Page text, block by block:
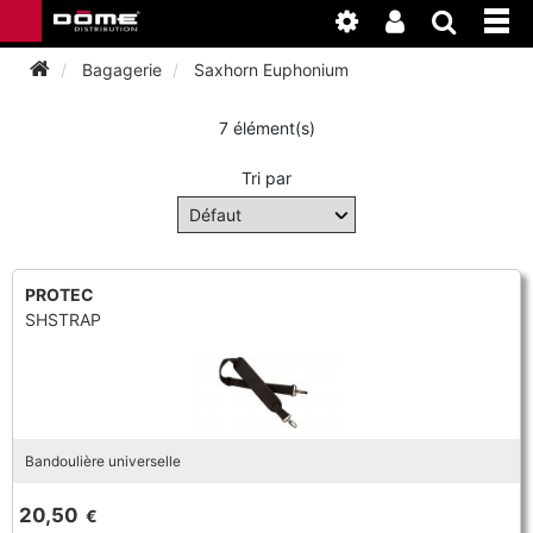
INSTRUMENTS
BAGAGERIE
BASSON
ANCHE CLARINETTE
ANCHE DOUBLE
CLARINETTE
ATELIER
CLARINETTE
Bagagerie Saxhorn Euphonium
7 élément(s)
Tri par
PROTEC
SHSTRAP
Bandoulière universelle
20,50 €